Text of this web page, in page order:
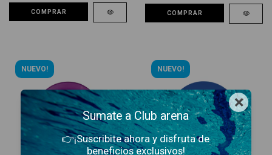
COMPRAR COMPRAR
NUEVO! NUEVO!
×
Sumate a Club arena
👉¡Suscribite ahora y disfruta de
beneficios exclusivos!